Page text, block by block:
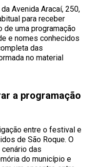
Avenida Aracaí, 250,
para receber
uma programação
e nomes conhecidos
das
no material
a programação
entre o festival e
de São Roque. O
cenário das
do município e